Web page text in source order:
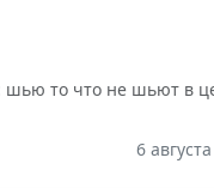
то что не шьют в
6